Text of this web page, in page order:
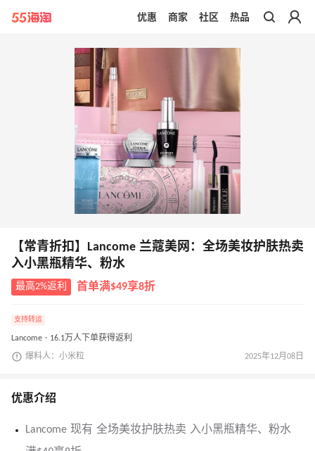
带你去官网买正品
优惠 商家 社区 热品
【常青折扣】Lancome 兰蔻美网：全场美妆护肤热卖
入小黑瓶精华、粉水
最高2%返利 首单满$49享8折
支持转运
Lancome · 16.1万人下单获得返利
爆料人：小米粒 2025年12月08日
优惠介绍
Lancome 现有 全场美妆护肤热卖 入小黑瓶精华、粉水